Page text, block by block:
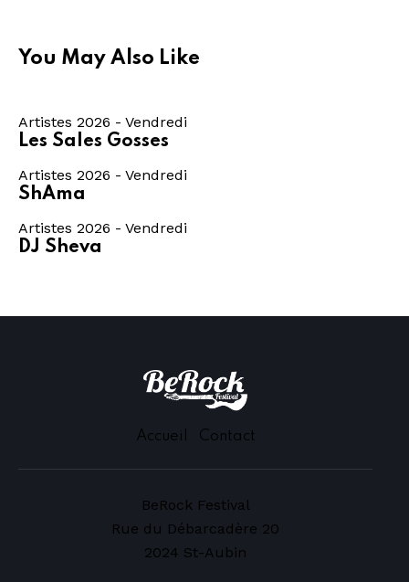
You May Also Like
Artistes 2026 - Vendredi
Les Sales Gosses
Artistes 2026 - Vendredi
ShAma
Artistes 2026 - Vendredi
DJ Sheva
Accueil Contact
BeRock Festival
Rue du Débarcadère 20
2024 St-Aubin